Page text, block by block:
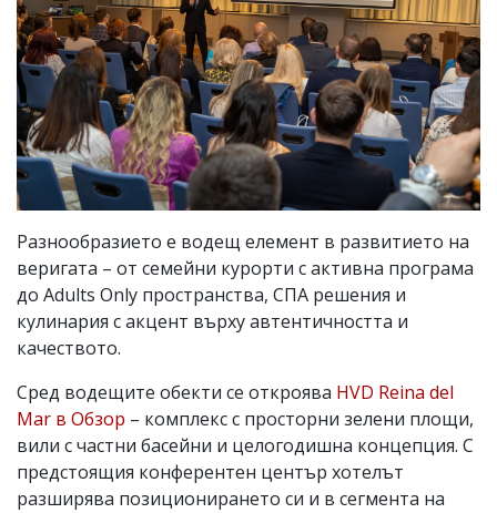
Разнообразието е водещ елемент в развитието на
веригата – от семейни курорти с активна програма
до Adults Only пространства, СПА решения и
кулинария с акцент върху автентичността и
качеството.
Сред водещите обекти се откроява HVD Reina del
Mar в Обзор – комплекс с просторни зелени площи,
вили с частни басейни и целогодишна концепция. С
предстоящия конферентен център хотелът
разширява позиционирането си и в сегмента на